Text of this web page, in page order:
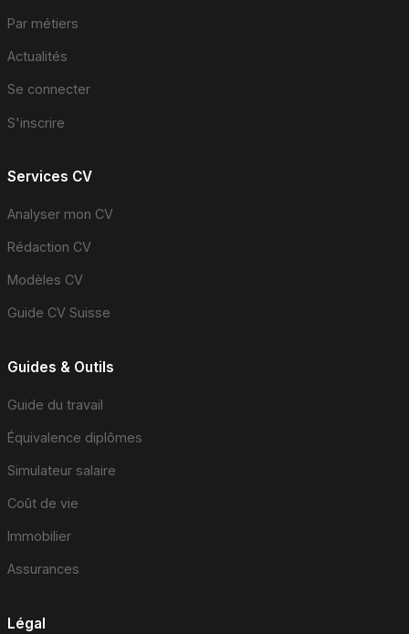
Par métiers
Actualités
Se connecter
S'inscrire
Services CV
Analyser mon CV
Rédaction CV
Modèles CV
Guide CV Suisse
Guides & Outils
Guide du travail
Équivalence diplômes
Simulateur salaire
Coût de vie
Immobilier
Assurances
Légal